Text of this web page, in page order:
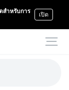
สำหรับการ
เปิด